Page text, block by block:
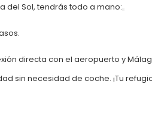
del Sol, tendrás todo a mano:
directa con el aeropuerto y
sin necesidad de coche. ¡Tu